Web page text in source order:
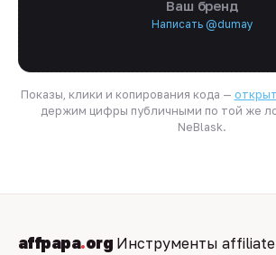
Ваш бренд
Написать @dumay
Показы, клики и копирования кода —
держим цифры публичными по той же
NeBlask.
affpapa.org Инструменты